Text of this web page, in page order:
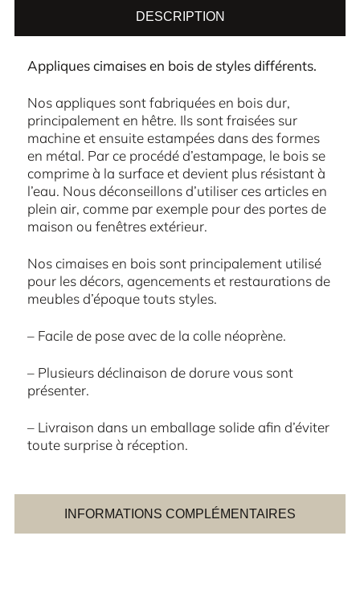
DESCRIPTION
INFORMATIONS COMPLÉMENTAIRES
Appliques cimaises en bois de styles différents.
Nos appliques sont fabriquées en bois dur,
principalement en hêtre. Ils sont fraisées sur
machine et ensuite estampées dans des formes
en métal. Par ce procédé d’estampage, le bois se
comprime à la surface et devient plus résistant à
l’eau. Nous déconseillons d’utiliser ces articles en
plein air, comme par exemple pour des portes de
maison ou fenêtres extérieur.
Nos cimaises en bois sont principalement utilisé
pour les décors, agencements et restaurations de
meubles d’époque touts styles.
– Facile de pose avec de la colle néoprène.
– Plusieurs déclinaison de dorure vous sont
présenter.
– Livraison dans un emballage solide afin d’éviter
toute surprise à réception.